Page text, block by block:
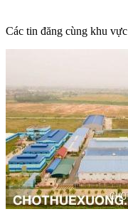
Các tin đăng cùng khu vực